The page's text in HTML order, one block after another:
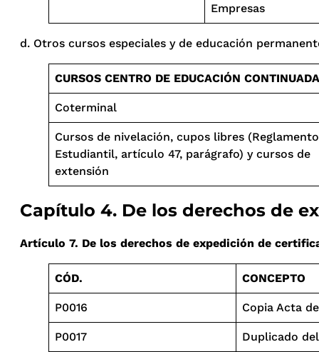
Empresas
d. Otros cursos especiales y de educación
CURSOS CENTRO DE EDUCACIÓN
Coterminal
Cursos de nivelación, cupos libres (Reglamento
Estudiantil, artículo 47, parágrafo) y cursos de
extensión
Capítulo 4. De los derechos de
Artículo 7. De los derechos de expedición de
CÓD. CONCEPTO
P0016 Copia Acta
P0017 Duplicado